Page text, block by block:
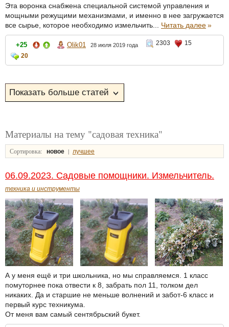
Эта воронка снабжена специальной системой управления и
мощными режущими механизмами, и именно в нее загружается
все сырье, которое необходимо измельчить... Читать далее»
+25 Olik01 28 июля 2019 года 2303
15
20
Материалы на тему "садовая техника"
Сортировка: новое | лучшее
06.09.2023. Садовые помощники. Измельчитель.
техника и инструменты
А у меня ещё и три школьника, но мы справляемся. 1 класс
помуторнее пока отвести к 8, забрать пол 11, толком дел
никаких. Да и старшие не меньше волнений и забот-6 класс и
первый курс техникума.
От меня вам самый сентябрьский букет.